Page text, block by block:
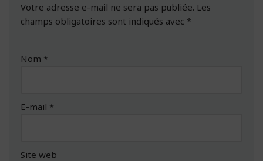
Votre adresse e-mail ne sera pas publiée. Les
champs obligatoires sont indiqués avec *
Nom *
E-mail *
Site web